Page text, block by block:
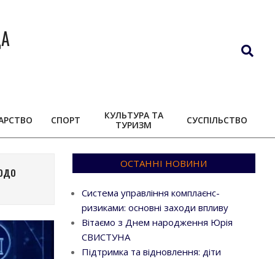
Search
СПОРТ
КУЛЬТУРА ТА
ТУРИЗМ
СУСПІЛЬСТВО
ОСТАННІ НОВИНИ
Система управління комплаєнс-
ризиками: основні заходи впливу
Вітаємо з Днем народження Юрія
СВИСТУНА
Підтримка та відновлення: діти